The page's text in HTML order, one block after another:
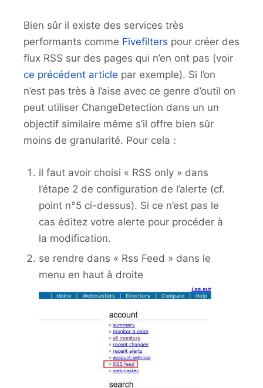
Bien sûr il existe des services très
performants comme Fivefilters pour créer des
flux RSS sur des pages qui n’en ont pas (voir
ce précédent article par exemple). Si l’on
n’est pas très à l’aise avec ce genre d’outil on
peut utiliser ChangeDetection dans un un
objectif similaire même s’il offre bien sûr
moins de granularité. Pour cela :
il faut avoir choisi « RSS only » dans
l’étape 2 de configuration de l’alerte (cf.
point n°5 ci-dessus). Si ce n’est pas le
cas éditez votre alerte pour procéder à
la modification.
se rendre dans « Rss Feed » dans le
menu en haut à droite